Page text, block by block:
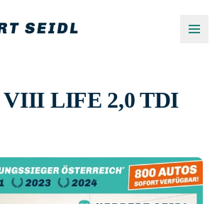
LIFE 2,0 TDI